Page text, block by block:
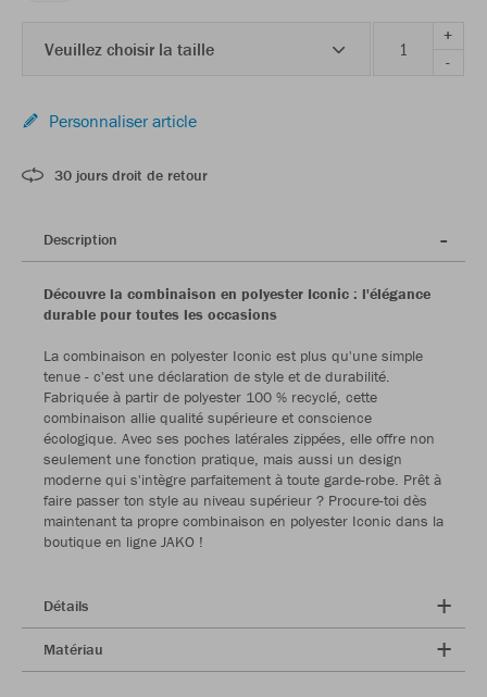
Veuillez choisir la taille
+
-
Personnaliser article
30 jours droit de retour
Description
Découvre la combinaison en polyester Iconic : l'élégance
durable pour toutes les occasions
La combinaison en polyester Iconic est plus qu'une simple
tenue - c'est une déclaration de style et de durabilité.
Fabriquée à partir de polyester 100 % recyclé, cette
combinaison allie qualité supérieure et conscience
écologique. Avec ses poches latérales zippées, elle offre non
seulement une fonction pratique, mais aussi un design
moderne qui s'intègre parfaitement à toute garde-robe. Prêt à
faire passer ton style au niveau supérieur ? Procure-toi dès
maintenant ta propre combinaison en polyester Iconic dans la
boutique en ligne JAKO !
Détails
Matériau